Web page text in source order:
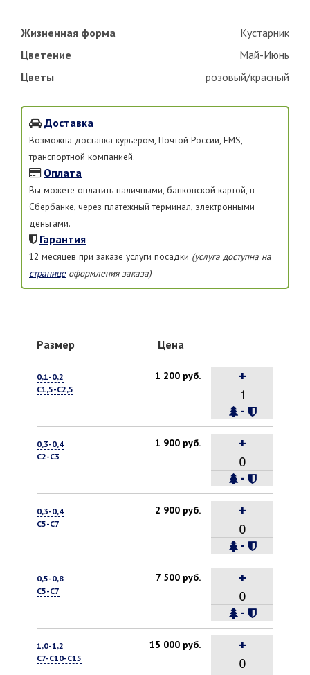
Жизненная форма
Кустарник
Цветение
Май-Июнь
Цветы
розовый/красный
Доставка
Возможна доставка курьером, Почтой России, EMS,
транспортной компанией.
Оплата
Вы можете оплатить наличными, банковской картой, в
Сбербанке, через платежный терминал, электронными
деньгами.
Гарантия
12 месяцев при заказе услуги посадки (услуга доступна на
страницеоформления заказа)
Размер Цена
0,1-0,2
С1,5-С2,5
1 200 руб.
-
+
0,3-0,4
С2-С3
1 900 руб.
-
+
0,3-0,4
С5-С7
2 900 руб.
-
+
0,5-0,8
С5-С7
7 500 руб.
-
+
1,0-1,2
С7-С10-С15
15 000 руб. +